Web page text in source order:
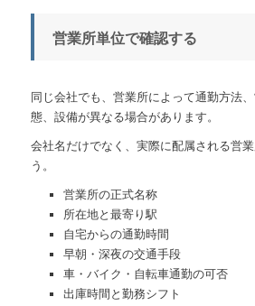
営業所単位で確認する
同じ会社でも、営業所によって通勤方法
態、設備が異なる場合があります。
会社名だけでなく、実際に配属される営
う。
営業所の正式名称
所在地と最寄り駅
自宅からの通勤時間
早朝・深夜の交通手段
車・バイク・自転車通勤の可否
出庫時間と勤務シフト